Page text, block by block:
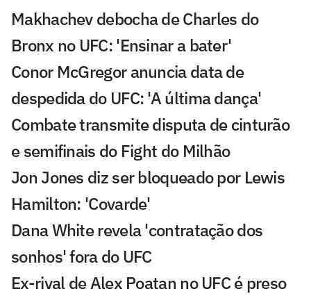
Makhachev debocha de Charles do
Bronx no UFC: 'Ensinar a bater'
Conor McGregor anuncia data de
despedida do UFC: 'A última dança'
Combate transmite disputa de cinturão
e semifinais do Fight do Milhão
Jon Jones diz ser bloqueado por Lewis
Hamilton: 'Covarde'
Dana White revela 'contratação dos
sonhos' fora do UFC
Ex-rival de Alex Poatan no UFC é preso